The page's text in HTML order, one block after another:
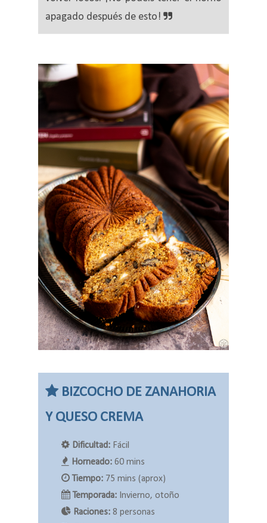
apagado después de esto!
BIZCOCHO DE ZANAHORIA
Y QUESO CREMA
Dificultad: Fácil
Horneado: 60 mins
Tiempo: 75 mins (aprox)
Temporada: Invierno, otoño
Raciones: 8 personas